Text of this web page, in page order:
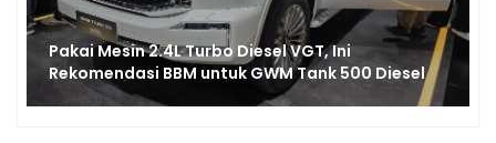
Penjualan Ritel GWM Naik 269 Persen di Kuartal I
2026, Ini 3 Varian Paling Laku